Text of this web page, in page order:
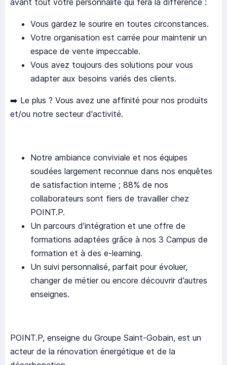
avant tout votre personnalité qui fera la différence :
Vous gardez le sourire en toutes circonstances.
Votre organisation est carrée pour maintenir un
espace de vente impeccable.
Vous avez toujours des solutions pour vous
adapter aux besoins variés des clients.
➡️ Le plus ? Vous avez une affinité pour nos produits
et/ou notre secteur d'activité.
Notre ambiance conviviale et nos équipes
soudées largement reconnue dans nos enquêtes
de satisfaction interne ; 88% de nos
collaborateurs sont fiers de travailler chez
POINT.P.
Un parcours d’intégration et une offre de
formations adaptées grâce à nos 3 Campus de
formation et à des e-learning.
Un suivi personnalisé, parfait pour évoluer,
changer de métier ou encore découvrir d’autres
enseignes.
POINT.P, enseigne du Groupe Saint-Gobain, est un
acteur de la rénovation énergétique et de la